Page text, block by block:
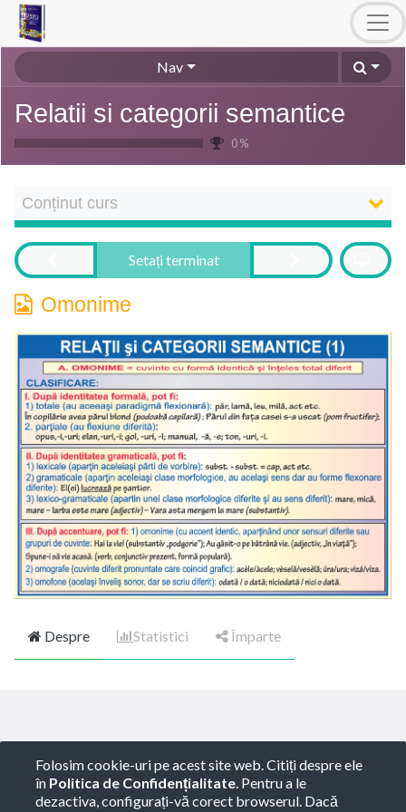
Nav
Relatii si categorii semantice
0 %
Conținut curs
Omonime
Setați terminat
Despre Statistici Împarte
Folosim cookie-uri pe acest site web. Citiți despre ele
în Politica de Confidențialitate. Pentru a le
dezactiva, configurați-vă corect browserul. Dacă
Copyright © ROTARY GLOBART SRL -Termeni de
utilizare-Politica de Confidențialitate -Consultanță
juridică